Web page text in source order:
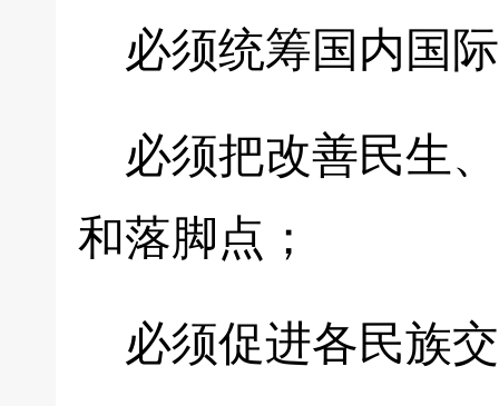
必须统筹国内国
必须把改善民生
和落脚点；
必须促进各民族